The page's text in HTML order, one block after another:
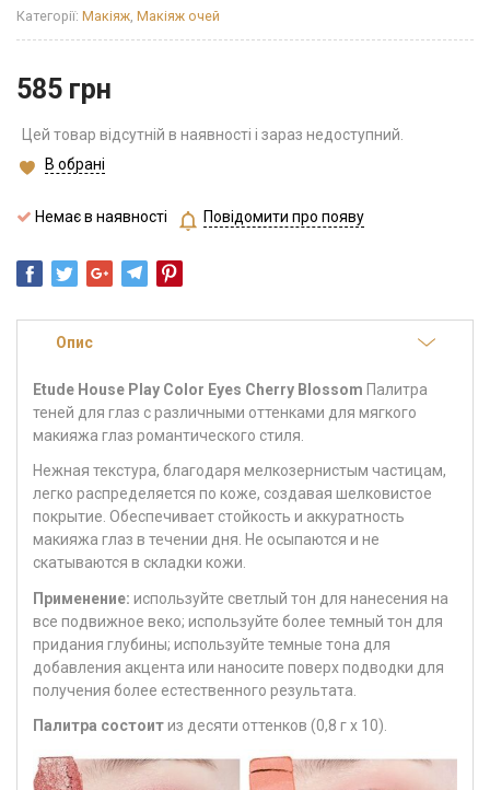
Категорії: Макіяж, Макіяж очей
585 грн
Цей товар відсутній в наявності і зараз недоступний.
В обрані
Немає в наявності Повідомити про появу
Опис
Etude House Play Color Eyes Cherry Blossom Палитра
теней для глаз с различными оттенками для мягкого
макияжа глаз романтического стиля.
Нежная текстура, благодаря мелкозернистым частицам,
легко распределяется по коже, создавая шелковистое
покрытие. Обеспечивает стойкость и аккуратность
макияжа глаз в течении дня. Не осыпаются и не
скатываются в складки кожи.
Применение: используйте светлый тон для нанесения на
все подвижное веко; используйте более темный тон для
придания глубины; используйте темные тона для
добавления акцента или наносите поверх подводки для
получения более естественного результата.
Палитра состоитиз десяти оттенков (0,8 г х 10).